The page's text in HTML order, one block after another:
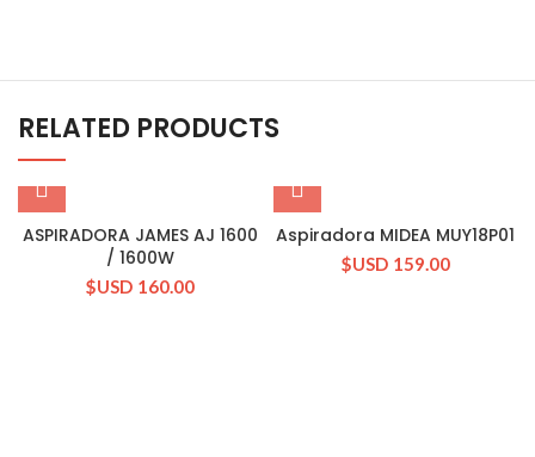
RELATED PRODUCTS
ASPIRADORA JAMES AJ 1600
/ 1600W
$USD 160.00
Aspiradora MIDEA MUY18P01
$USD 159.00